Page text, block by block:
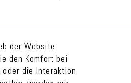
der Website
den Komfort bei
oder die Interaktion